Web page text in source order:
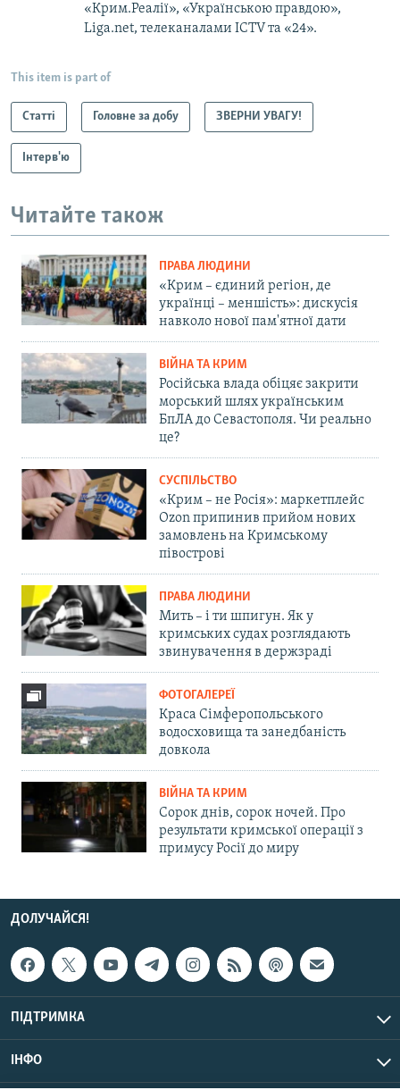
«Крим.Реалії», «Українською правдою»,
Liga.net, телеканалами ICTV та «24».
This item is part of
Статті Головне за добу ЗВЕРНИ УВАГУ!
Інтерв'ю
Читайте також
ПРАВА ЛЮДИНИ
«Крим – єдиний регіон, де
українці – меншість»: дискусія
навколо нової пам'ятної дати
ВІЙНА ТА КРИМ
Російська влада обіцяє закрити
морський шлях українським
БпЛА до Севастополя. Чи реально
це?
СУСПІЛЬСТВО
«Крим – не Росія»: маркетплейс
Ozon припинив прийом нових
замовлень на Кримському
півострові
ПРАВА ЛЮДИНИ
Мить – і ти шпигун. Як у
кримських судах розглядають
звинувачення в держзраді
ФОТОГАЛЕРЕЇ
Краса Сімферопольського
водосховища та занедбаність
довкола
ВІЙНА ТА КРИМ
Сорок днів, сорок ночей. Про
результати кримської операції з
примусу Росії до миру
ДОЛУЧАЙСЯ!
ПІДТРИМКА
ІНФО